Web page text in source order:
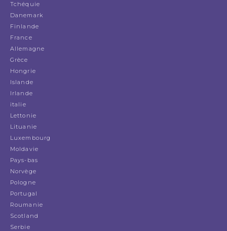
Tchéquie
Danemark
Finlande
France
Allemagne
Grèce
Hongrie
Islande
Irlande
italie
Lettonie
Lituanie
Luxembourg
Moldavie
Pays-bas
Norvège
Pologne
Portugal
Roumanie
Scotland
Serbie